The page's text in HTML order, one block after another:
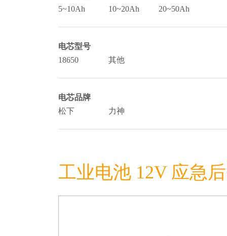
5~10Ah
10~20Ah 20~50Ah
电芯型号
18650
其他
电芯品牌
松下
力神
工业电池 12V 应急